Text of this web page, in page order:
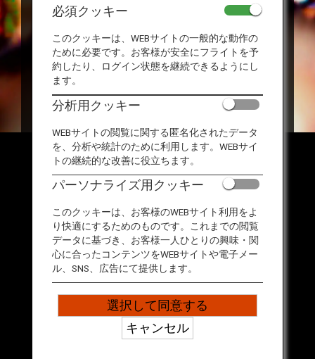
旅のお役立ち情報
ANA サービス
祭りで地域の魅力を再発
見しよう
古からの伝統・文化・歴史を色濃く残す「祭り」は、そ
の地域の誇り。人々の熱を感じに、いざ日本各地の祭り
必須クッキー
このクッキーは、WEBサイトの一般的な動作の
ために必要です。お客様が安全にフライトを予
約したり、ログイン状態を継続できるようにし
ます。
分析用クッキー
WEBサイトの閲覧に関する匿名化されたデータ
を、分析や統計のために利用します。WEBサイ
トの継続的な改善に役立ちます。
パーソナライズ用クッキー
このクッキーは、お客様のWEBサイト利用をよ
り快適にするためのものです。これまでの閲覧
データに基づき、お客様一人ひとりの興味・関
心に合ったコンテンツをWEBサイトや電子メー
ル、SNS、広告にて提供します。
選択して同意する
キャンセル